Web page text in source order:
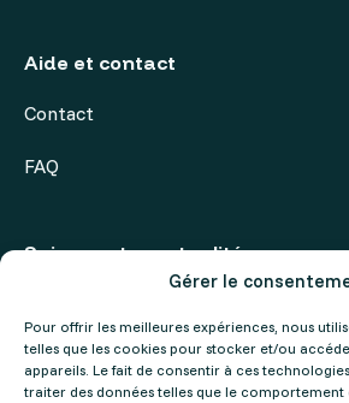
Gérer le
Pour offrir les meilleures expériences, nous
telles que les cookies pour stocker et/ou
appareils. Le fait de consentir à ces
traiter des données telles que le comportement
Aide et contact
Contact
FAQ
Suivez notre actualité
Agenda